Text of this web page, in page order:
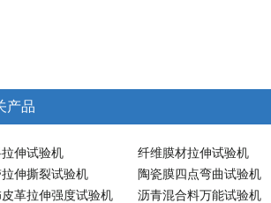
产品
伸试验机 纤维膜材拉伸试验机
伸撕裂试验机
陶瓷膜四点弯曲试验机
革拉伸强度试验机
沥青混合料万能试验机